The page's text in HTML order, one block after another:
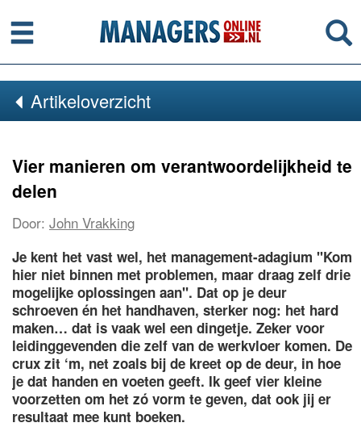
Menu
Artikeloverzicht
Vier manieren om verantwoordelijkheid te
delen
Door: John Vrakking
Je kent het vast wel, het management-adagium "Kom
hier niet binnen met problemen, maar draag zelf drie
mogelijke oplossingen aan". Dat op je deur
schroeven én het handhaven, sterker nog: het hard
maken… dat is vaak wel een dingetje. Zeker voor
leidinggevenden die zelf van de werkvloer komen. De
crux zit ‘m, net zoals bij de kreet op de deur, in hoe
je dat handen en voeten geeft. Ik geef vier kleine
voorzetten om het zó vorm te geven, dat ook jij er
resultaat mee kunt boeken.